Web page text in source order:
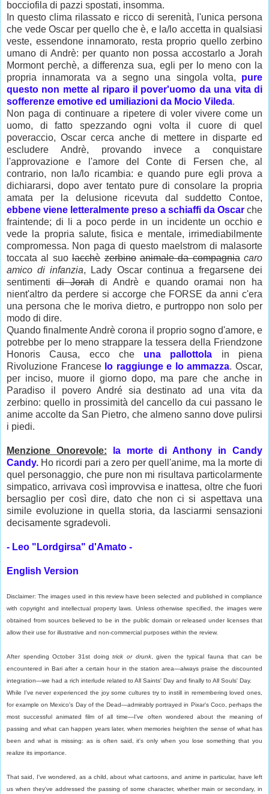
bocciofila di pazzi spostati, insomma.
In questo clima rilassato e ricco di serenità, l'unica persona
che vede Oscar per quello che è, e la/lo accetta in qualsiasi
veste, essendone innamorato, resta proprio quello zerbino
umano di Andrè: per quanto non possa accostarlo a Jorah
Mormont perchè, a differenza sua, egli per lo meno con la
propria innamorata va a segno una singola volta, pure
questo non mette al riparo il pover'uomo da una vita di
sofferenze emotive ed umiliazioni da Mocio Vileda.
Non paga di continuare a ripetere di voler vivere come un
uomo, di fatto spezzando ogni volta il cuore di quel
poveraccio, Oscar cerca anche di mettere in disparte ed
escludere Andrè, provando invece a conquistare
l'approvazione e l'amore del Conte di Fersen che, al
contrario, non la/lo ricambia: e quando pure egli prova a
dichiararsi, dopo aver tentato pure di consolare la propria
amata per la delusione ricevuta dal suddetto Contoe,
ebbene viene letteralmente preso a schiaffi da Oscar che
fraintende; di li a poco perde in un incidente un occhio e
vede la propria salute, fisica e mentale, irrimediabilmente
compromessa. Non paga di questo maelstrom di malasorte
toccata al suolacchè zerbino animale da compagnia caro
amico di infanzia, Lady Oscar continua a fregarsene dei
sentimentidi Jorahdi Andrè e quando oramai non ha
nient'altro da perdere si accorge che FORSE da anni c'era
una persona che le moriva dietro, e purtroppo non solo per
modo di dire.
Quando finalmente Andrè corona il proprio sogno d'amore, e
potrebbe per lo meno strappare la tessera della Friendzone
Honoris Causa, ecco che una pallottola in piena
Rivoluzione Francese lo raggiunge e lo ammazza. Oscar,
per inciso, muore il giorno dopo, ma pare che anche in
Paradiso il povero André sia destinato ad una vita da
zerbino: quello in prossimità del cancello da cui passano le
anime accolte da San Pietro, che almeno sanno dove pulirsi
i piedi.
Menzione Onorevole:
la morte di Anthony in Candy
Candy. Ho ricordi pari a zero per quell'anime, ma la morte di
quel personaggio, che pure non mi risultava particolarmente
simpatico, arrivava così improvvisa e inattesa, oltre che fuori
bersaglio per così dire, dato che non ci si aspettava una
simile evoluzione in quella storia, da lasciarmi sensazioni
decisamente sgradevoli.
- Leo "Lordgirsa" d'Amato -
English Version
Disclaimer: The images used in this review have been selected and published in compliance
with copyright and intellectual property laws. Unless otherwise specified, the images were
obtained from sources believed to be in the public domain or released under licenses that
allow their use for illustrative and non-commercial purposes within the review.
After spending October 31st doingtrick or drunk, given the typical fauna that can be
encountered in Bari after a certain hour in the station area—always praise the discounted
integration—we had a rich interlude related to All Saints' Day and finally to All Souls' Day.
While I've never experienced the joy some cultures try to instill in remembering loved ones,
for example on Mexico's Day of the Dead—admirably portrayed in Pixar's Coco, perhaps the
most successful animated film of all time—I've often wondered about the meaning of
passing and what can happen years later, when memories heighten the sense of what has
been and what is missing: as is often said, it's only when you lose something that you
realize its importance.
That said, I've wondered, as a child, about what cartoons, and anime in particular, have left
us when they've addressed the passing of some character, whether main or secondary, in